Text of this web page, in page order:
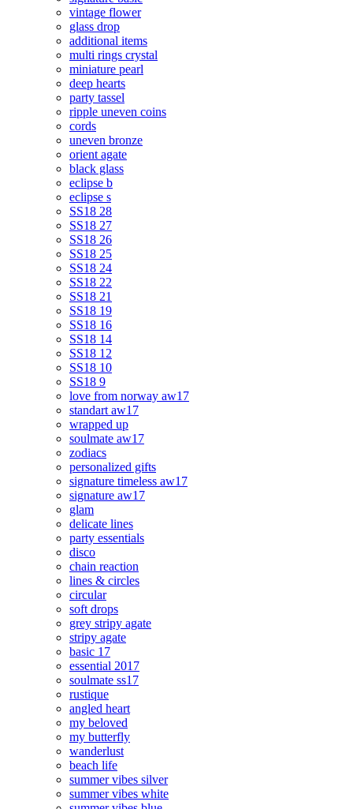
vintage flower
glass drop
additional items
multi rings crystal
miniature pearl
deep hearts
party tassel
ripple uneven coins
cords
uneven bronze
orient agate
black glass
eclipse b
eclipse s
SS18 28
SS18 27
SS18 26
SS18 25
SS18 24
SS18 22
SS18 21
SS18 19
SS18 16
SS18 14
SS18 12
SS18 10
SS18 9
love from norway aw17
standart aw17
wrapped up
soulmate aw17
zodiacs
personalized gifts
signature timeless aw17
signature aw17
glam
delicate lines
party essentials
disco
chain reaction
lines & circles
circular
soft drops
grey stripy agate
stripy agate
basic 17
essential 2017
soulmate ss17
rustique
angled heart
my beloved
my butterfly
wanderlust
beach life
summer vibes silver
summer vibes white